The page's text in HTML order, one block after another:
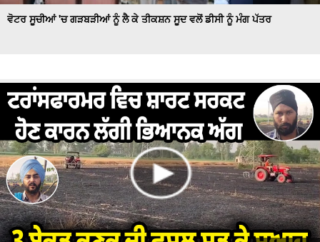
ਵੋਟਰ ਸੂਚੀਆਂ 'ਚ ਗੜਬੜੀਆਂ ਨੂੰ ਲੈ ਕੇ ਤੀਕਸ਼ਨ ਸੂਦ ਵਲੋਂ ਡੀਸੀ ਨੂੰ ਮੰਗ ਪੱਤਰ